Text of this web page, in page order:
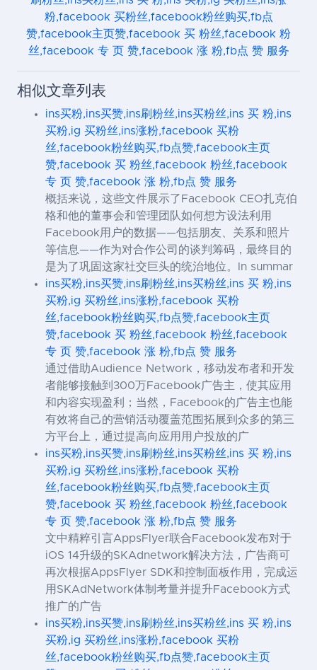
粉,facebook 买粉丝,facebook粉丝购买,fb点
赞,facebook主页赞,facebook 买 粉丝,facebook 粉
丝,facebook 专 页 赞,facebook 涨 粉,fb点 赞 服务
相似文章列表
ins买粉,ins买赞,ins刷粉丝,ins买粉丝,ins 买 粉,ins
买粉,ig 买粉丝,ins涨粉,facebook 买粉
丝,facebook粉丝购买,fb点赞,facebook主页
赞,facebook 买 粉丝,facebook 粉丝,facebook
专 页 赞,facebook 涨 粉,fb点 赞 服务
概括来说，这些文件展示了Facebook CEO扎克伯
格和他的董事会和管理团队如何想方设法利用
Facebook用户的数据——包括朋友、关系和照片
等信息——作为对合作公司的谈判筹码，最终目的
是为了巩固这家社交巨头的统治地位。In summar
ins买粉,ins买赞,ins刷粉丝,ins买粉丝,ins 买 粉,ins
买粉,ig 买粉丝,ins涨粉,facebook 买粉
丝,facebook粉丝购买,fb点赞,facebook主页
赞,facebook 买 粉丝,facebook 粉丝,facebook
专 页 赞,facebook 涨 粉,fb点 赞 服务
通过借助Audience Network，移动发布者和开发
者能够接触到300万Facebook广告主，使其应用
和内容实现盈利；当然，Facebook的广告主也能
有效将自己的营销活动覆盖范围拓展到众多的第三
方平台上，通过提高向应用用户投放的广
ins买粉,ins买赞,ins刷粉丝,ins买粉丝,ins 买 粉,ins
买粉,ig 买粉丝,ins涨粉,facebook 买粉
丝,facebook粉丝购买,fb点赞,facebook主页
赞,facebook 买 粉丝,facebook 粉丝,facebook
专 页 赞,facebook 涨 粉,fb点 赞 服务
文中精粹引言AppsFlyer联合Facebook发布对于
iOS 14升级的SKAdnetwork解决方法，广告商可
再次根据AppsFlyer SDK和控制面板作用，完成运
用SKAdNetwork体制考量并提升Facebook方式
推广的广告
ins买粉,ins买赞,ins刷粉丝,ins买粉丝,ins 买 粉,ins
买粉,ig 买粉丝,ins涨粉,facebook 买粉
丝,facebook粉丝购买,fb点赞,facebook主页